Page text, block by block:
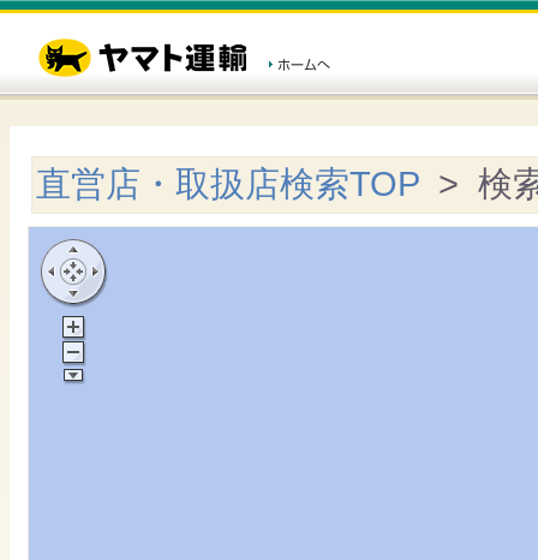
直営店・取扱店検索TOP > 検